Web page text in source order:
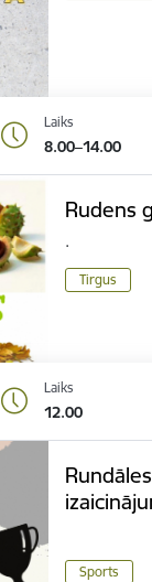
Laiks
8.00–14.00
Rudens
.
Tirgus
Laiks
12.00
Sports